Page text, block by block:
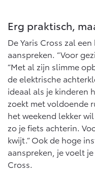
Vanaf € 37.500,-
Proace Max (excl. BTW)
OOK ALS BATTERIJ-
ELEKTRISCH
Erg praktisch,
De Yaris Cross zal
aanspreken. “Voor
“Met al zijn slimme
de elektrische
ideaal als je kinderen
zoekt met voldoende
het weekend lekker
zo je fiets achterin.
kwijt.” Ook de hoge
aanspreken, je voelt je
Cross.